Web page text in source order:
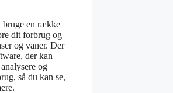
bruge en række
dit forbrug og
og vaner. Der
der kan
og
så du kan se,